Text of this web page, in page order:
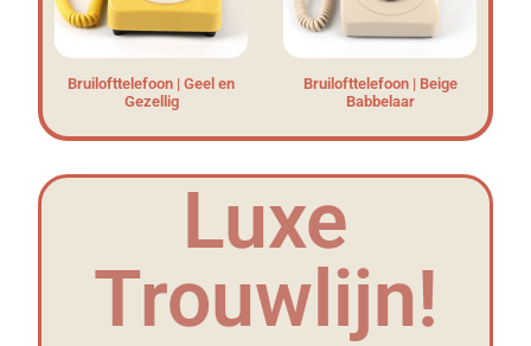
Bruilofttelefoon | Geel en
Gezellig
Bruilofttelefoon | Beige
Babbelaar
Luxe
Trouwlijn!